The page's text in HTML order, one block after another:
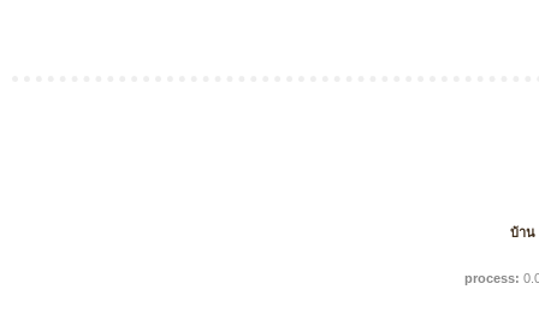
บ้าน
process: